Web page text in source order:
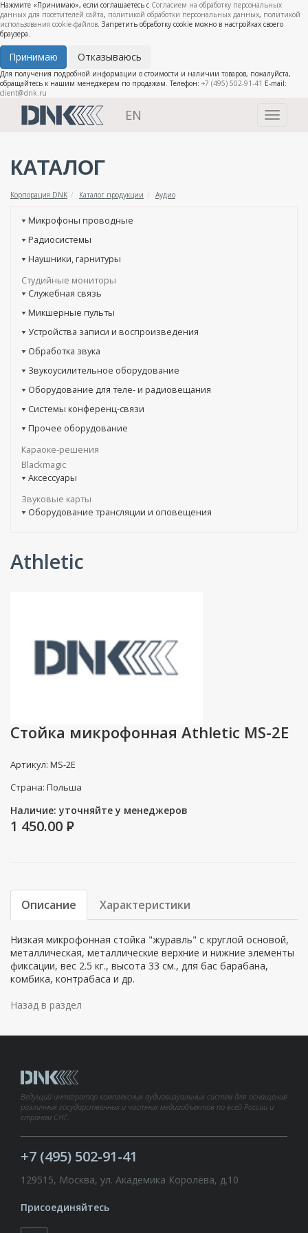
Нажмите «Принимаю», если соглашаетесь с Согласием на обработку персональных
данных для посетителей сайта, политикой обработки персональных данных, политикой
использования cookie-файлов. Запретить обработку cookie можно в настройках своего
браузера.
Принимаю Отказываюсь
Для получения подробной информации о стоимости и наличии товаров, пожалуйста,
обращайтесь к нашим менеджерам по продажам. Телефон: +7 (495) 502-91-41 E-mail:
client@dnk.ru
Toggle
EN
КАТАЛОГ
Корпорация DNK Каталог продукции Аудио
Микрофоны проводные
Радиосистемы
Наушники, гарнитуры
Студийные мониторы
Служебная связь
Микшерные пульты
Устройства записи и воспроизведения
Обработка звука
Звукоусилительное оборудование
Оборудование для теле- и радиовещания
Системы конференц-связи
Прочее оборудование
Караоке-решения
Blackmagic
Аксессуары
Звуковые карты
Оборудование трансляции и оповещения
Athletic
Стойка микрофонная Athletic MS-2E
Артикул: MS-2E
Страна: Польша
Наличие: уточняйте у менеджеров
1 450.00 P
Описание Характеристики
Низкая микрофонная стойка "журавль" с круглой основой,
металлическая, металлические верхние и нижние элементы
фиксации, вес 2.5 кг., высота 33 см., для бас барабана,
комбика, контрабаса и др.
Назад в раздел
Ведущий интегратор комплексных аудиовизуальных систем для оснащения
различных государственных и частных медиаобъектов по всей России и
странам СНГ.
+7 (495) 502-91-41
129515, Москва, ул. Академика Королёва, д.10
Присоединяйтесь